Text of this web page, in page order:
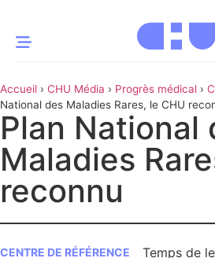
MOMENT
Innovation
& patrimoine Patient
nous
Accueil › CHU Média › Progrès médical ›
National des Maladies Rares, le CHU
Plan National
Maladies
reconnu
CENTRE DE RÉFÉRENCE